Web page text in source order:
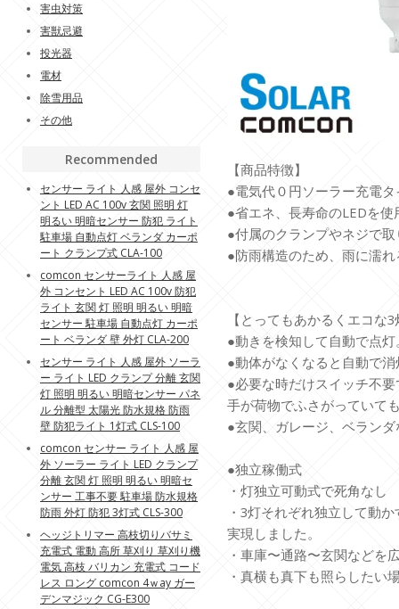
【商品特徴】
●電気代０円ソーラー充電
●省エネ、長寿命のLEDを使
●付属のクランプやネジで
●防雨構造のため、雨に濡
【とってもあかるくエコな
●動きを検知して自動で点灯
●動体がなくなると自動で消
●必要な時だけスイッチ不
手が荷物でふさがっていて
●玄関、ガレージ、ベラン
●独立稼働式
・灯独立可動式で死角なし
・3灯それぞれ独立して動
実現しました。
・車庫〜通路〜玄関などを
・真横も真下も照らしたい
害虫対策
害獣忌避
投光器
電材
除雪用品
その他
Recommended
センサー ライト 人感 屋外 コンセ
ント LED AC 100v 玄関 照明 灯
明るい 明暗センサー 防犯 ライト
駐車場 自動点灯 ベランダ カーポ
ート クランプ式 CLA-100
comcon センサーライト 人感 屋
外 コンセント LED AC 100v 防犯
ライト 玄関 灯 照明 明るい 明暗
センサー 駐車場 自動点灯 カーポ
ート ベランダ 壁 外灯 CLA-200
センサー ライト 人感 屋外 ソーラ
ー ライト LED クランプ 分離 玄関
灯 照明 明るい 明暗センサー パネ
ル 分離型 太陽光 防水規格 防雨
壁 防犯ライト 1灯式 CLS-100
comcon センサー ライト 人感 屋
外 ソーラー ライト LED クランプ
分離 玄関 灯 照明 明るい 明暗セ
ンサー 工事不要 駐車場 防水規格
防雨 外灯 防犯 3灯式 CLS-300
ヘッジトリマー 高枝切りバサミ
充電式 電動 高所 草刈り 草刈り機
電気 高枝 バリカン 充電式 コード
レス ロング comcon 4ｗay ガー
デンマジック CG-E300